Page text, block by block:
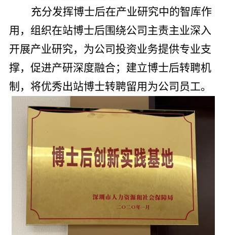
充分发挥博士后在产业研究中的智库作
用，组织在站博士后围绕公司主责主业深入
开展产业研究，为公司投资业务提供专业支
撑，促进产研深度融合；建立博士后转聘机
制，将优秀出站博士转聘留用为公司员工。